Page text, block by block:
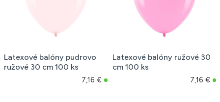
Latexové balóny pudrovo
ružové 30 cm 100 ks
7,16 €
Latexové balóny ružové 30
cm 100 ks
7,16 €